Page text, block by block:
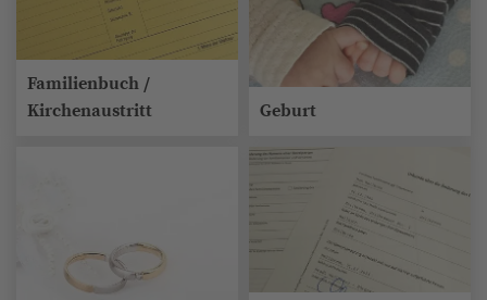
Familienbuch /
Kirchenaustritt
Geburt